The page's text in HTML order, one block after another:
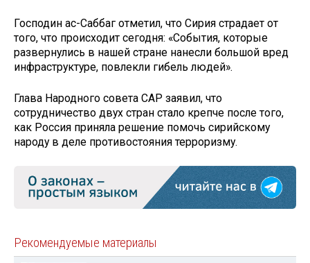
Господин ас-Саббаг отметил, что Сирия страдает от
того, что происходит сегодня: «События, которые
развернулись в нашей стране нанесли большой вред
инфраструктуре, повлекли гибель людей».
Глава Народного совета САР заявил, что
сотрудничество двух стран стало крепче после того,
как Россия приняла решение помочь сирийскому
народу в деле противостояния терроризму.
Рекомендуемые материалы